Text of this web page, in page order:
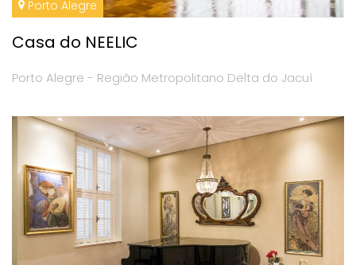
Porto Alegre
Casa do NEELIC
Porto Alegre - Região Metropolitano Delta do Jacuí